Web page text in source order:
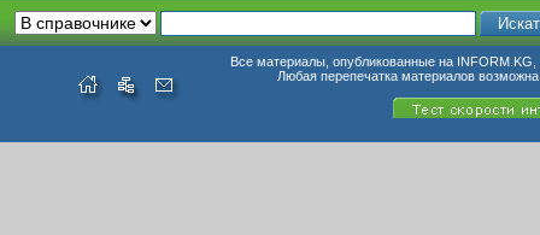
Все материалы, опубликованные на INFORM.KG,
Любая перепечатка материалов